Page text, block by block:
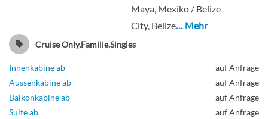
Maya, Mexiko / Belize
City, Belize… Mehr
Cruise Only,Familie,Singles
Innenkabine ab
auf Anfrage
Aussenkabine ab
auf Anfrage
Balkonkabine ab
auf Anfrage
Suite ab
auf Anfrage